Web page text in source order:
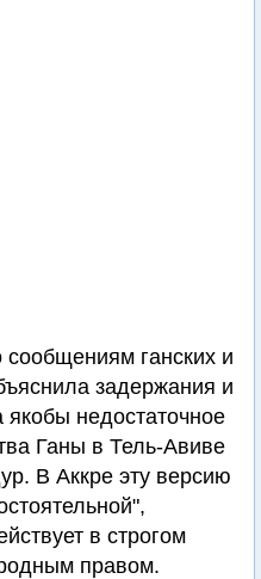
сообщениям ганских и
задержания и
недостаточное
Ганы в Тель-Авиве
В Аккре эту версию
в строгом
правом.